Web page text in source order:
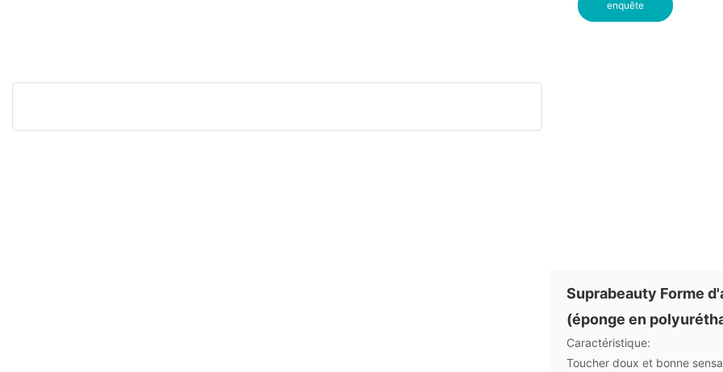
enquête
Suprabeauty Forme
(éponge en
Caractéristique:
Toucher doux et bonne